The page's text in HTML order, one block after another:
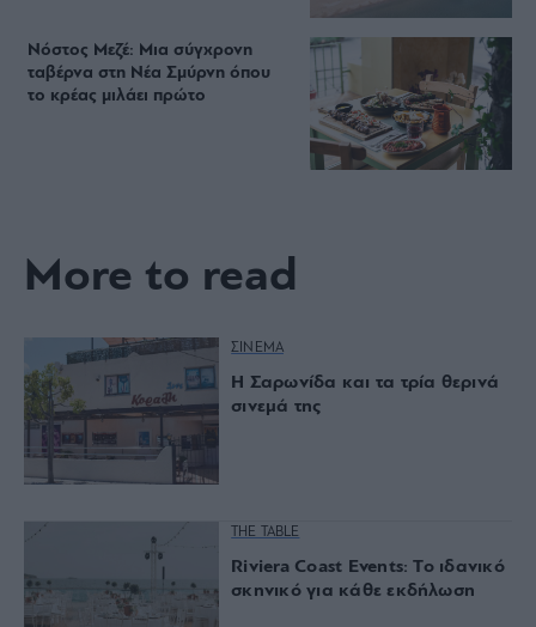
Νόστος Μεζέ: Μια σύγχρονη
ταβέρνα στη Νέα Σμύρνη όπου
το κρέας μιλάει πρώτο
More to read
ΣΙΝΕΜΑ
Η Σαρωνίδα και τα τρία θερινά
σινεμά της
THE TABLE
Riviera Coast Events: Το ιδανικό
σκηνικό για κάθε εκδήλωση